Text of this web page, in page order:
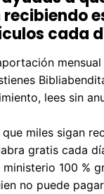
recuerda que
de acuerdo a
lo
la paz llega a
La verdad
nuestra vida
cada
lees sin
que miles sigan
gratis cada
ministerio 100 %
no puede pagar